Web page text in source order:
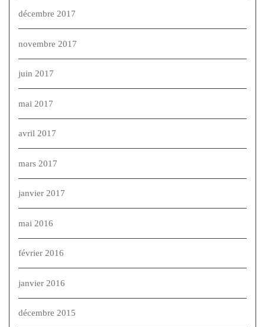
décembre 2017
novembre 2017
juin 2017
mai 2017
avril 2017
mars 2017
janvier 2017
mai 2016
février 2016
janvier 2016
décembre 2015